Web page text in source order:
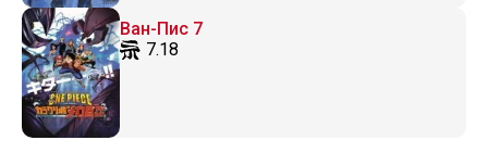
Ван-Пис 7
7.18